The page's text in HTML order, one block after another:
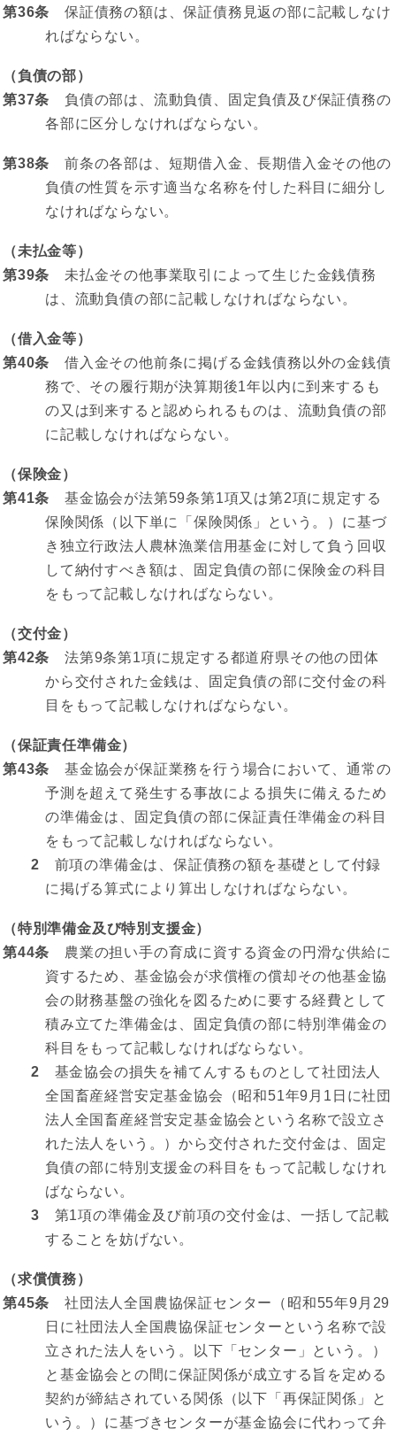
第36条 保証債務の額は、保証債務見返の部に記載しなけ
ればならない。
（負債の部）
第37条 負債の部は、流動負債、固定負債及び保証債務の
各部に区分しなければならない。
第38条 前条の各部は、短期借入金、長期借入金その他の
負債の性質を示す適当な名称を付した科目に細分し
なければならない。
（未払金等）
第39条 未払金その他事業取引によって生じた金銭債務
は、流動負債の部に記載しなければならない。
（借入金等）
第40条 借入金その他前条に掲げる金銭債務以外の金銭債
務で、その履行期が決算期後1年以内に到来するも
の又は到来すると認められるものは、流動負債の部
に記載しなければならない。
（保険金）
第41条 基金協会が法第59条第1項又は第2項に規定する
保険関係（以下単に「保険関係」という。）に基づ
き独立行政法人農林漁業信用基金に対して負う回収
して納付すべき額は、固定負債の部に保険金の科目
をもって記載しなければならない。
（交付金）
第42条 法第9条第1項に規定する都道府県その他の団体
から交付された金銭は、固定負債の部に交付金の科
目をもって記載しなければならない。
（保証責任準備金）
第43条 基金協会が保証業務を行う場合において、通常の
予測を超えて発生する事故による損失に備えるため
の準備金は、固定負債の部に保証責任準備金の科目
をもって記載しなければならない。
2 前項の準備金は、保証債務の額を基礎として付録
に掲げる算式により算出しなければならない。
（特別準備金及び特別支援金）
第44条 農業の担い手の育成に資する資金の円滑な供給に
資するため、基金協会が求償権の償却その他基金協
会の財務基盤の強化を図るために要する経費として
積み立てた準備金は、固定負債の部に特別準備金の
科目をもって記載しなければならない。
2 基金協会の損失を補てんするものとして社団法人
全国畜産経営安定基金協会（昭和51年9月1日に社団
法人全国畜産経営安定基金協会という名称で設立さ
れた法人をいう。）から交付された交付金は、固定
負債の部に特別支援金の科目をもって記載しなけれ
ばならない。
3 第1項の準備金及び前項の交付金は、一括して記載
することを妨げない。
（求償債務）
第45条 社団法人全国農協保証センター（昭和55年9月29
日に社団法人全国農協保証センターという名称で設
立された法人をいう。以下「センター」という。）
と基金協会との間に保証関係が成立する旨を定める
契約が締結されている関係（以下「再保証関係」と
いう。）に基づきセンターが基金協会に代わって弁